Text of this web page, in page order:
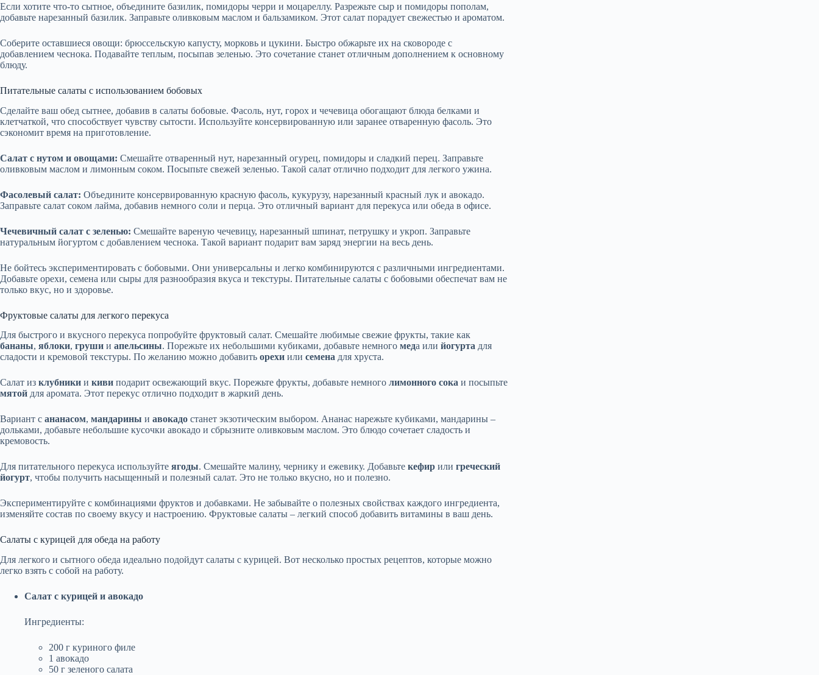
Если хотите что-то сытное, объедините базилик, помидоры черри и моцареллу. Разрежьте сыр и помидоры пополам,
добавьте нарезанный базилик. Заправьте оливковым маслом и бальзамиком. Этот салат порадует свежестью и ароматом.
Соберите оставшиеся овощи: брюссельскую капусту, морковь и цукини. Быстро обжарьте их на сковороде с
добавлением чеснока. Подавайте теплым, посыпав зеленью. Это сочетание станет отличным дополнением к основному
блюду.
Питательные салаты с использованием бобовых
Сделайте ваш обед сытнее, добавив в салаты бобовые. Фасоль, нут, горох и чечевица обогащают блюда белками и
клетчаткой, что способствует чувству сытости. Используйте консервированную или заранее отваренную фасоль. Это
сэкономит время на приготовление.
Салат с нутом и овощами: Смешайте отваренный нут, нарезанный огурец, помидоры и сладкий перец. Заправьте
оливковым маслом и лимонным соком. Посыпьте свежей зеленью. Такой салат отлично подходит для легкого ужина.
Фасолевый салат: Объедините консервированную красную фасоль, кукурузу, нарезанный красный лук и авокадо.
Заправьте салат соком лайма, добавив немного соли и перца. Это отличный вариант для перекуса или обеда в офисе.
Чечевичный салат с зеленью: Смешайте вареную чечевицу, нарезанный шпинат, петрушку и укроп. Заправьте
натуральным йогуртом с добавлением чеснока. Такой вариант подарит вам заряд энергии на весь день.
Не бойтесь экспериментировать с бобовыми. Они универсальны и легко комбинируются с различными ингредиентами.
Добавьте орехи, семена или сыры для разнообразия вкуса и текстуры. Питательные салаты с бобовыми обеспечат вам не
только вкус, но и здоровье.
Фруктовые салаты для легкого перекуса
Для быстрого и вкусного перекуса попробуйте фруктовый салат. Смешайте любимые свежие фрукты, такие как
бананы, яблоки, груши и апельсины. Порежьте их небольшими кубиками, добавьте немного меда или йогурта для
сладости и кремовой текстуры. По желанию можно добавить орехи или семена для хруста.
Салат из клубники и киви подарит освежающий вкус. Порежьте фрукты, добавьте немного лимонного сока и посыпьте
мятой для аромата. Этот перекус отлично подходит в жаркий день.
Вариант с ананасом, мандарины и авокадо станет экзотическим выбором. Ананас нарежьте кубиками, мандарины –
дольками, добавьте небольшие кусочки авокадо и сбрызните оливковым маслом. Это блюдо сочетает сладость и
кремовость.
Для питательного перекуса используйте ягоды. Смешайте малину, чернику и ежевику. Добавьте кефир или греческий
йогурт, чтобы получить насыщенный и полезный салат. Это не только вкусно, но и полезно.
Экспериментируйте с комбинациями фруктов и добавками. Не забывайте о полезных свойствах каждого ингредиента,
изменяйте состав по своему вкусу и настроению. Фруктовые салаты – легкий способ добавить витамины в ваш день.
Салаты с курицей для обеда на работу
Для легкого и сытного обеда идеально подойдут салаты с курицей. Вот несколько простых рецептов, которые можно
легко взять с собой на работу.
Салат с курицей и авокадо
Ингредиенты:
200 г куриного филе
1 авокадо
50 г зеленого салата